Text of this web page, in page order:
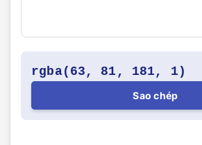
rgba(63, 81, 181, 1)
Sao chép